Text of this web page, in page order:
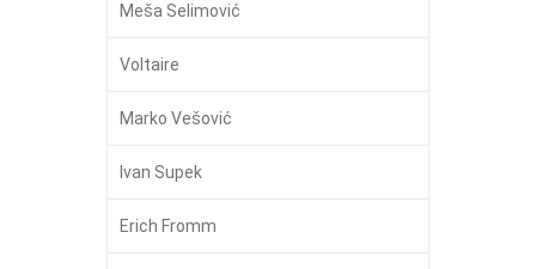
Meša Selimović
Voltaire
Marko Vešović
Ivan Supek
Erich Fromm